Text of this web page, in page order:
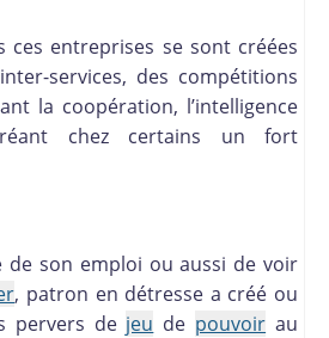
entreprises se sont créées
services, des compétitions
la coopération, l’intelligence
chez certains un fort
de son emploi ou aussi de voir
, patron en détresse a créé ou
pervers de jeu de pouvoir au